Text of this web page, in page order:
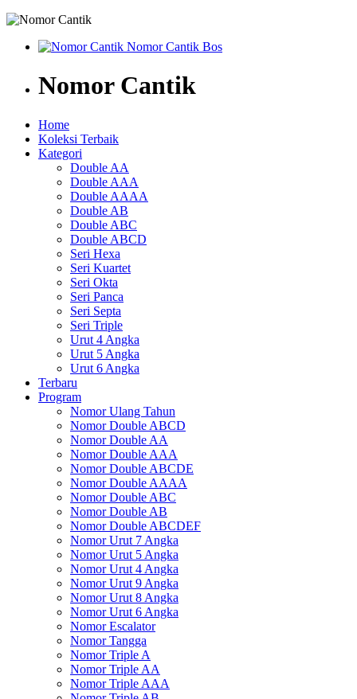
Nomor Cantik
Home
Koleksi Terbaik
Kategori
Double AA
Double AAA
Double AAAA
Double AB
Double ABC
Double ABCD
Seri Hexa
Seri Kuartet
Seri Okta
Seri Panca
Seri Septa
Seri Triple
Urut 4 Angka
Urut 5 Angka
Urut 6 Angka
Terbaru
Program
Nomor Ulang Tahun
Nomor Double ABCD
Nomor Double AA
Nomor Double AAA
Nomor Double ABCDE
Nomor Double AAAA
Nomor Double ABC
Nomor Double AB
Nomor Double ABCDEF
Nomor Urut 7 Angka
Nomor Urut 5 Angka
Nomor Urut 4 Angka
Nomor Urut 9 Angka
Nomor Urut 8 Angka
Nomor Urut 6 Angka
Nomor Escalator
Nomor Tangga
Nomor Triple A
Nomor Triple AA
Nomor Triple AAA